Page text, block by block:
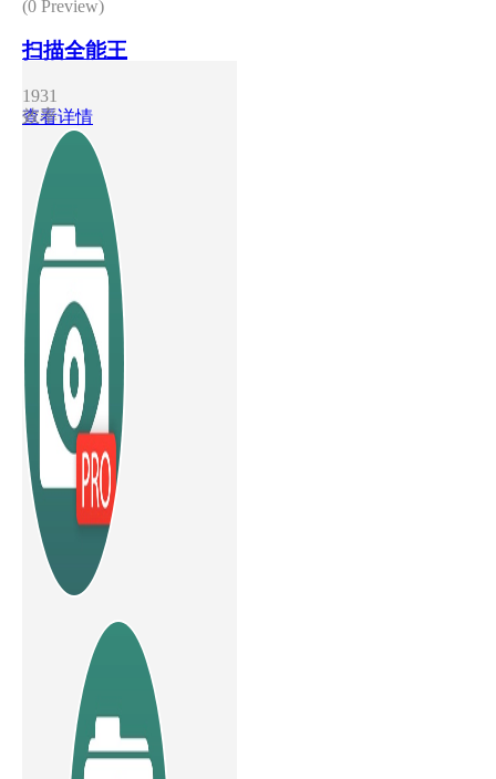
(0 Preview)
扫描全能王
1931
查看详情
效率